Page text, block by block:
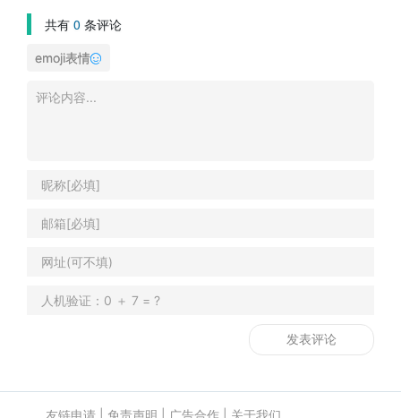
共有 0 条评论
emoji表情
友链申请| 免责声明 广告合作| 关于我们